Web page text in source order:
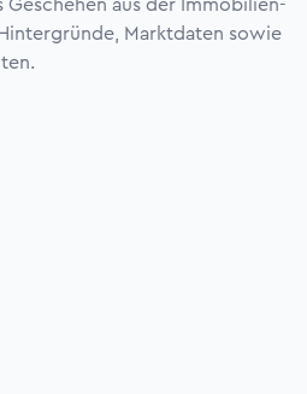
Geschehen aus der Immobilien-
Marktdaten sowie